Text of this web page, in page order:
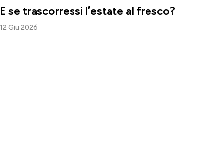
E se trascorressi l’estate al fresco?
12 Giu 2026